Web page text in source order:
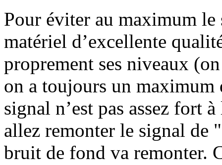
Pour éviter au maximum le
matériel d’excellente
proprement ses niveaux
on a toujours un
signal n’est pas assez fort
allez remonter le signal de
bruit de fond va remonter.